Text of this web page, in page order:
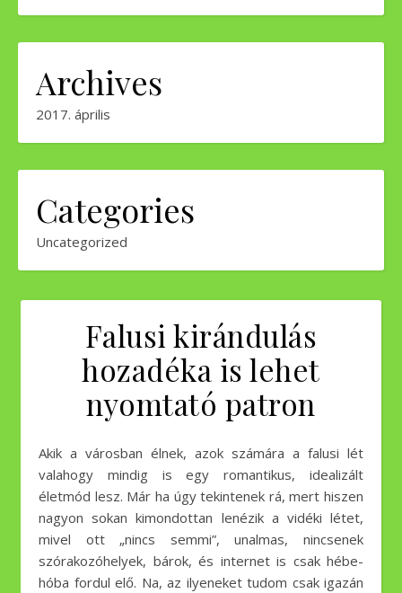
Archives
2017. április
Categories
Uncategorized
Falusi kirándulás
hozadéka is lehet
nyomtató patron
Akik a városban élnek, azok számára a falusi lét
valahogy mindig is egy romantikus, idealizált
életmód lesz. Már ha úgy tekintenek rá, mert hiszen
nagyon sokan kimondottan lenézik a vidéki létet,
mivel ott „nincs semmi”, unalmas, nincsenek
szórakozóhelyek, bárok, és internet is csak hébe-
hóba fordul elő. Na, az ilyeneket tudom csak igazán